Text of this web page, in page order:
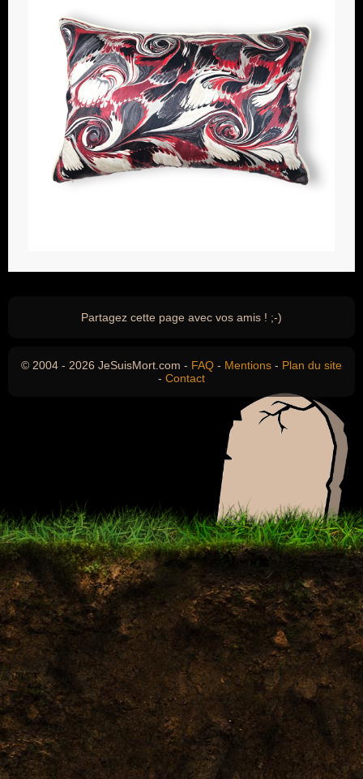
Partagez cette page avec vos amis ! ;-)
© 2004 - 2026 JeSuisMort.com - FAQ - Mentions - Plan du site
- Contact